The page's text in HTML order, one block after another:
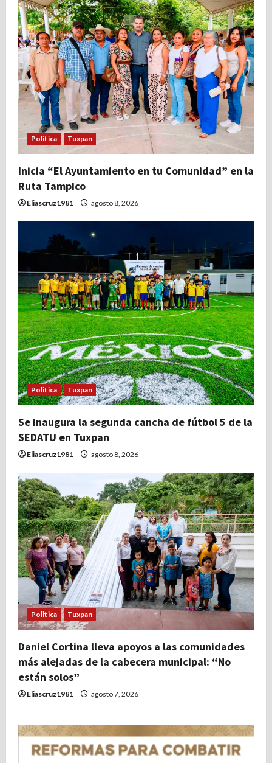
i
ó
n
d
e
e
n
t
r
a
d
a
s
Politica Tuxpan
Inicia “El Ayuntamiento en tu Comunidad” en la
Ruta Tampico
Eliascruz1981 agosto 8, 2026
Politica Tuxpan
Se inaugura la segunda cancha de fútbol 5 de la
SEDATU en Tuxpan
Eliascruz1981 agosto 8, 2026
Politica Tuxpan
Daniel Cortina lleva apoyos a las comunidades
más alejadas de la cabecera municipal: “No
están solos”
Eliascruz1981 agosto 7, 2026